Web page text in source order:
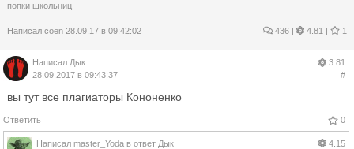
попки школьниц
Написал coen 28.09.17 в 09:42:02 436 | 4.81 | 1
Написал Дык
28.09.2017 в 09:43:37
3.81
#
вы тут все плагиаторы Кононенко
Ответить 0
Написал master_Yoda в ответ Дык
4.15